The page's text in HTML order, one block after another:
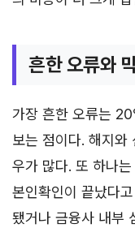
흔한 오류와
가장 흔한 오류는
보는 점이다. 해지와
우가 많다. 또 하나
본인확인이 끝났다
됐거나 금융사 내부